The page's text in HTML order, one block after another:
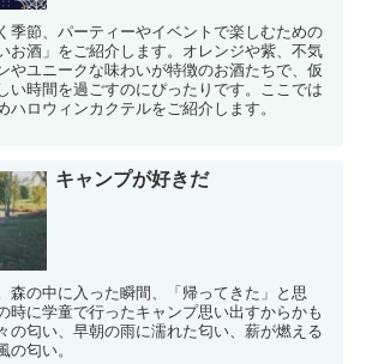
季節、パーティーやイベントで楽しむための
お酒」をご紹介します。オレンジや紫、不気
やユニークな味わいが特徴のお酒たちで、仮
い時間を過ごすのにぴったりです。ここでは
ハロウィンカクテルをご紹介します。
キャンプが好きだ
森の中に入った瞬間、「帰ってきた」と思
時に学童で行ったキャンプ思い出すからかも
の匂い、早朝の雨に濡れた匂い、薪が燃える
の匂い。